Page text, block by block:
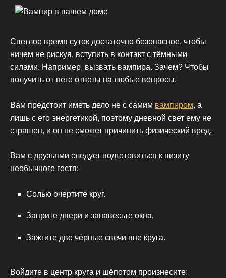
Светлое время суток достаточно безопасное, чтобы
ничем не рискуя, вступить в контакт с тёмными
силами. Например, вызвать вампира. Зачем? Чтобы
получить от него ответы на любые вопросы.
Вам предстоит иметь дело не с самим вампиром, а
лишь с его энергетикой, поэтому дневной свет ему не
страшен, и он не сможет причинить физический вред.
Вам с друзьями следует подготовиться к визиту
необычного гостя:
Солью очертите круг.
Заприте двери и занавесьте окна.
Зажгите две чёрные свечи вне круга.
Войдите в центр круга и шёпотом произнесите: